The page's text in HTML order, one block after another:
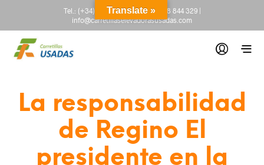
Tel.: (+34) 665 845 222-(+34) 918 844 329|
info@carretillaselevadorasusadas.com
La responsabilidad
de Regino El
presidente en la
Translate »